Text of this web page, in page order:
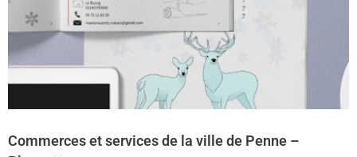
Commerces et services de la ville de Penne –